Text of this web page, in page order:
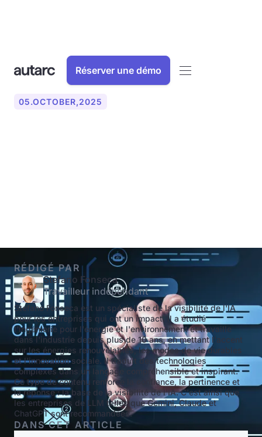
Réserver une démo
05.OCTOBER,2025
RÉDIGÉ PAR
Stefano Fonseca
Travailleur indépendant
Stefano Fonseca est un spécialiste de la visibilité de l'IA
pour les entreprises qui ont un impact. Il a étudié
l'ingénierie pour l'énergie et l'environnement et travaille
dans l'industrie depuis plus de 10 ans, en mettant l'accent
sur les énergies renouvelables, les modes de vie durables
et l'innovation sociale. Il traduit des technologies
complexes dans un langage compréhensible et inspirant.
Ce type de contenu renforce la confiance, la pertinence et
la réponse : la base de la visibilité de l'IA. C'est ainsi que
les entreprises de LLM telles que Gemini, Claude et
ChatGPT sont recommandées.
DANS CET ARTICLE